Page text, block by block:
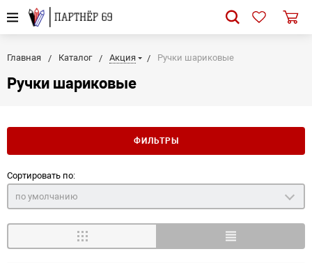
Главная Каталог Акция Ручки шариковые
Ручки шариковые
ФИЛЬТРЫ
Сортировать по:
по умолчанию